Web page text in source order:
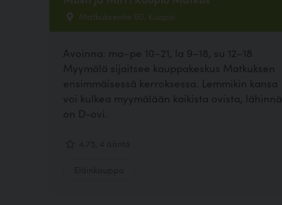
Matkuksentie 60, Kuopio
Avoinna: ma–pe 10–21, la 9–18, su 12–18
Myymälä sijaitsee kauppakeskus Matkuksen
ensimmäisessä kerroksessa. Lemmikin kansa
voi kulkea myymälään kaikista ovista, lähinnä
on D-ovi.